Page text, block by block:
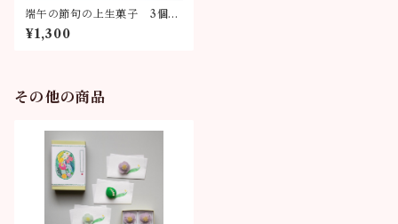
端午の節句の上生菓子 3個セ
ット
¥1,300
その他の商品